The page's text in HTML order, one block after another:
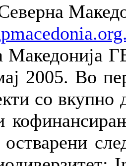
Македонија
2005. Во
со